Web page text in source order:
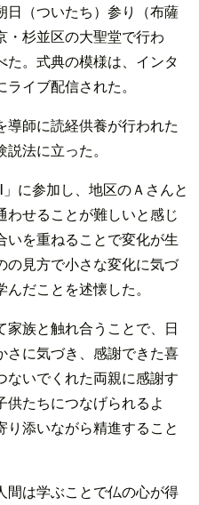
日（ついたち）参り（布薩
・杉並区の大聖堂で行わ
。式典の模様は、インタ
イブ配信された。
師に読経供養が行われた
法に立った。
に参加し、地区のＡさんと
せることが難しいと感じ
いを重ねることで変化が生
の見方で小さな変化に気づ
だことを述懐した。
族と触れ合うことで、日
さに気づき、感謝できた喜
ないでくれた両親に感謝す
供たちにつなげられるよ
り添いながら精進すること
間は学ぶことで仏の心が得